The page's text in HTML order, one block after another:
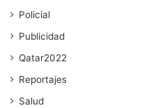
Policial
Publicidad
Qatar2022
Reportajes
Salud